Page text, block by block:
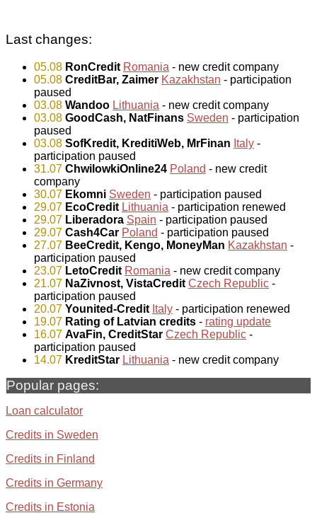
Last changes:
05.08 RonCredit Romania - new credit company
05.08 CreditBar, Zaimer Kazakhstan - participation
paused
03.08 Wandoo Lithuania - new credit company
03.08 GoodCash, NatFinans Sweden - participation
paused
03.08 SofKredit, KreditiWeb, MrFinan Italy -
participation paused
31.07 ChwilowkiOnline24 Poland - new credit
company
30.07 Ekomni Sweden - participation paused
29.07 EcoCredit Lithuania - participation renewed
29.07 Liberadora Spain - participation paused
29.07 Cash4Car Poland - participation paused
27.07 BeeCredit, Kengo, MoneyMan Kazakhstan -
participation paused
23.07 LetoCredit Romania - new credit company
21.07 NaZivnost, VistaCredit Czech Republic -
participation paused
20.07 Younited-Credit Italy - participation renewed
19.07 Rating of Latvian credits - rating update
16.07 AvaFin, CreditStar Czech Republic -
participation paused
14.07 KreditStar Lithuania - new credit company
Popular pages:
Loan calculator
Credits in Sweden
Credits in Finland
Credits in Germany
Credits in Estonia